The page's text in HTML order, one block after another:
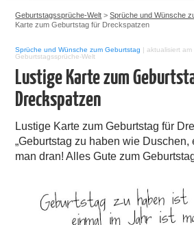
Geburtstagssprüche-Welt >Sprüche und Wünsche
Karte zum Geburtstag für Dreckspatzen
Sprüche und Wünsche zum Geburtstag aktualisiert
Geburtstagssprüche-Welt
Lustige Karte zum
Dreckspatzen
Lustige Karte zum Geburtstag für
„Geburtstag zu haben wie Duschen,
man dran! Alles Gute zum